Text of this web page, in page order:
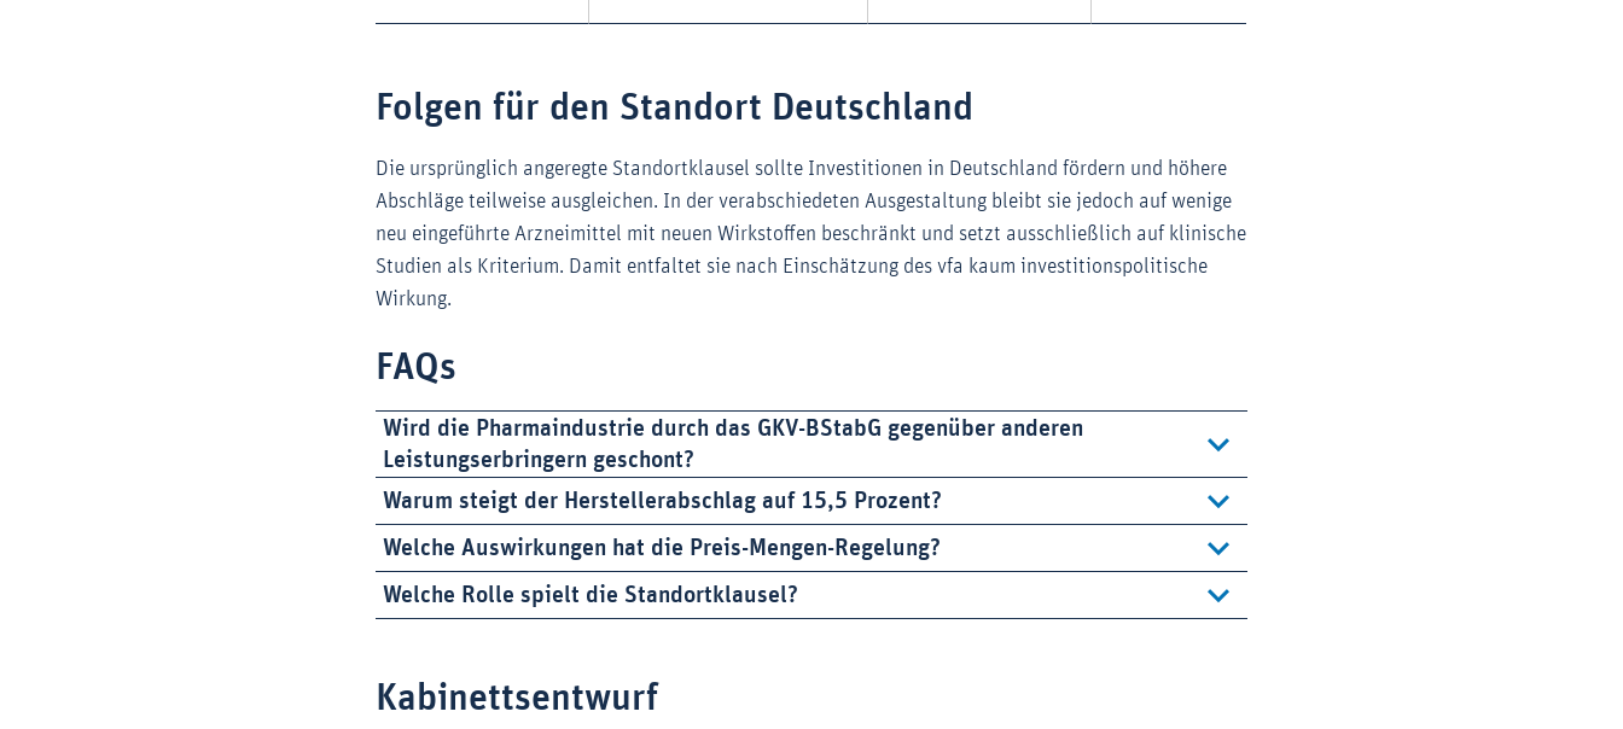
Folgen für den Standort Deutschland
Die ursprünglich angeregte Standortklausel sollte Investitionen in Deutschland fördern und höhere
Abschläge teilweise ausgleichen. In der verabschiedeten Ausgestaltung bleibt sie jedoch auf wenige
neu eingeführte Arzneimittel mit neuen Wirkstoffen beschränkt und setzt ausschließlich auf klinische
Studien als Kriterium. Damit entfaltet sie nach Einschätzung des vfa kaum investitionspolitische
Wirkung.
FAQs
Wird die Pharmaindustrie durch das GKV-BStabG gegenüber anderen
Leistungserbringern geschont?
Warum steigt der Herstellerabschlag auf 15,5 Prozent?
Welche Auswirkungen hat die Preis-Mengen-Regelung?
Welche Rolle spielt die Standortklausel?
Kabinettsentwurf